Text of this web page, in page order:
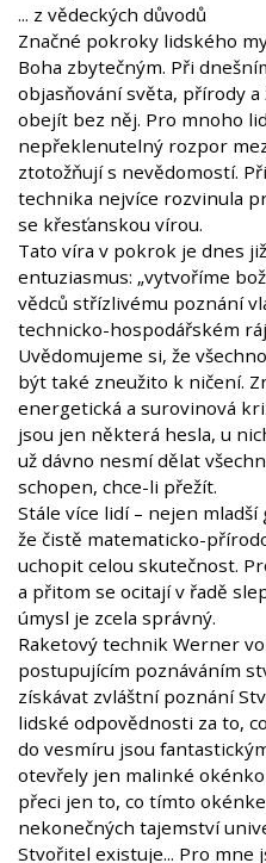
... z vědeckých důvodů
Značné pokroky lidského
Boha zbytečným. Při
objasňování světa, přírody
obejít bez něj. Pro mnoho
nepřeklenutelný rozpor
ztotožňují s nevědomostí.
technika nejvíce rozvinula
se křesťanskou vírou.
Tato víra v pokrok je dnes
entuziasmus: „vytvoříme
vědců střízlivému poznání
technicko-hospodářském
Uvědomujeme si, že
být také zneužito k ničení.
energetická a surovinová
jsou jen některá hesla, u
už dávno nesmí dělat
schopen, chce-li přežít.
Stále více lidí – nejen
že čistě matematicko-
uchopit celou skutečnost.
a přitom se ocitají v řadě
úmysl je zcela správný.
Raketový technik Werner
postupujícím poznáváním
získávat zvláštní poznání
lidské odpovědnosti za to,
do vesmíru jsou
otevřely jen malinké
přeci jen to, co tímto
nekonečných tajemství
Stvořitel existuje... Pro mne